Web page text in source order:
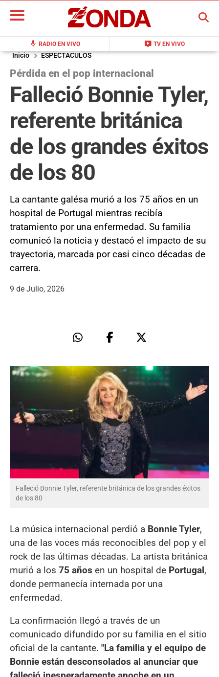
mic RADIO EN VIVO live_tv TV EN VIVO
BUSCAR
Inicio ESPECTACULOS
Pérdida en el pop internacional
Falleció Bonnie Tyler,
referente británica
de los grandes éxitos
de los 80
La cantante galésa murió a los 75 años en un
hospital de Portugal mientras recibía
tratamiento por una enfermedad. Su familia
comunicó la noticia y destacó el impacto de su
trayectoria, marcada por casi cinco décadas de
carrera.
9 de Julio, 2026
Falleció Bonnie Tyler, referente británica de los grandes éxitos
de los 80
La música internacional perdió a Bonnie Tyler,
una de las voces más reconocibles del pop y el
rock de las últimas décadas. La artista británica
murió a los 75 años en un hospital de Portugal,
donde permanecía internada por una
enfermedad.
La confirmación llegó a través de un
comunicado difundido por su familia en el sitio
oficial de la cantante. "La familia y el equipo de
Bonnie están desconsolados al anunciar que